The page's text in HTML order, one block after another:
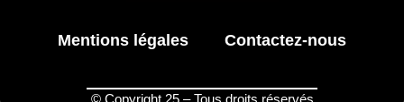
Mentions légales Contactez-nous